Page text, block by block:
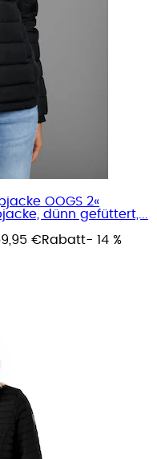
OOGS 2«
dünn gefüttert,...
€Rabatt- 14 %